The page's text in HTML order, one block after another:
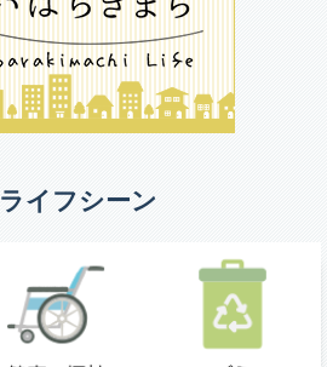
ライフシーン